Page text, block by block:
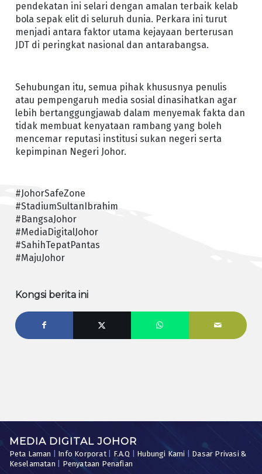
pendekatan ini selari dengan amalan terbaik kelab
bola sepak elit di seluruh dunia. Perkara ini turut
menjadi antara faktor utama kejayaan berterusan
JDT di peringkat nasional dan antarabangsa.
Sehubungan itu, semua pihak khususnya penulis
atau pempengaruh media sosial dinasihatkan agar
lebih bertanggungjawab dalam menyemak fakta dan
tidak membuat kenyataan rambang yang boleh
mencemar reputasi institusi sukan negeri serta
kepimpinan Negeri Johor.
#JohorSafeZone
#StadiumSultanIbrahim
#BangsaJohor
#MediaDigitalJohor
#SahihTepatPantas
#MajuJohor
Kongsi berita ini
MEDIA DIGITAL JOHOR
Peta Laman Info Korporat| F.A.Q Hubungi Kami
Dasar Privasi &
Keselamatan
Penyataan Penafian